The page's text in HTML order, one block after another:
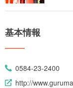
基本情報
0584-23-2400
http://